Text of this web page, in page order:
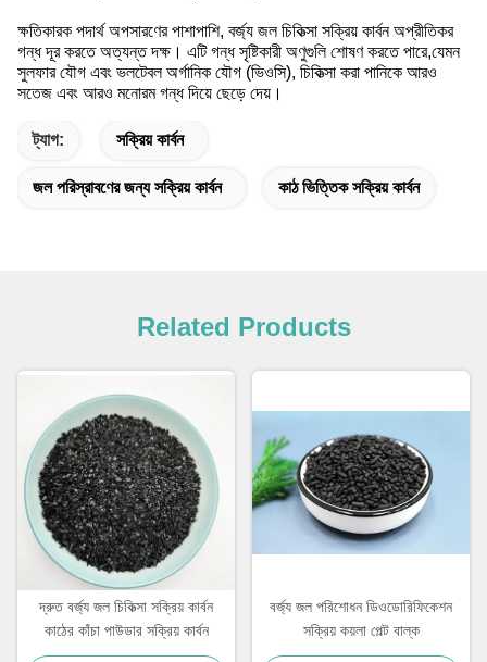
ক্ষতিকারক পদার্থ অপসারণের পাশাপাশি, বর্জ্য জল চিকিত্সা সক্রিয় কার্বন অপ্রীতিকর
গন্ধ দূর করতে অত্যন্ত দক্ষ। এটি গন্ধ সৃষ্টিকারী অণুগুলি শোষণ করতে পারে,যেমন
সুলফার যৌগ এবং ভলটেবল অর্গানিক যৌগ (ভিওসি), চিকিত্সা করা পানিকে আরও
সতেজ এবং আরও মনোরম গন্ধ দিয়ে ছেড়ে দেয়।
ট্যাগ: সক্রিয় কার্বন
জল পরিস্রাবণের জন্য সক্রিয় কার্বন কাঠ ভিত্তিক সক্রিয় কার্বন
Related Products
দ্রুত বর্জ্য জল চিকিত্সা সক্রিয় কার্বন
কাঠের কাঁচা পাউডার সক্রিয় কার্বন
বর্জ্য জল পরিশোধন ডিওডোরিফিকেশন
সক্রিয় কয়লা পেল্ট বাল্ক